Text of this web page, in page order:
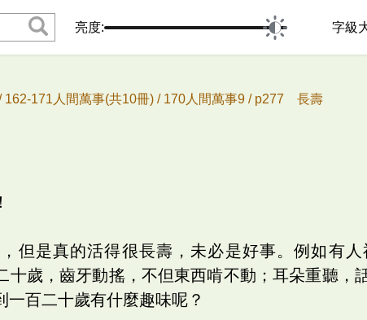
亮度: 字級
162-171人間萬事(共10冊) / 170人間萬事9 / p277 長壽
但是真的活得很長壽，未必是好事。例如有
十歲，齒牙動搖，不但東西啃不動；耳朵重聽，
一百二十歲有什麼趣味呢？